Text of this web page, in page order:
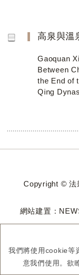
我們將使用cookie等
意我們使用。欲
Gaoquan
Between
the End of
Qing
Copyright © 法
網站建置：